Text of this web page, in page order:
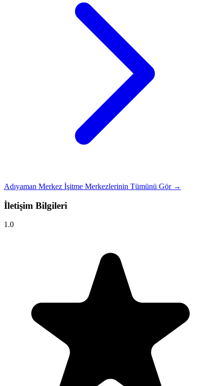
Adıyaman Merkez İşitme Merkezlerinin Tümünü Gör →
İletişim Bilgileri
1.0